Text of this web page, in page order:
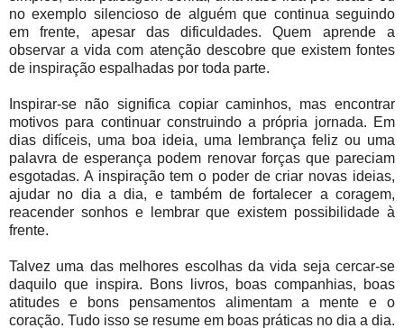
no exemplo silencioso de alguém que continua seguindo
em frente, apesar das dificuldades. Quem aprende a
observar a vida com atenção descobre que existem fontes
de inspiração espalhadas por toda parte.
Inspirar-se não significa copiar caminhos, mas encontrar
motivos para continuar construindo a própria jornada. Em
dias difíceis, uma boa ideia, uma lembrança feliz ou uma
palavra de esperança podem renovar forças que pareciam
esgotadas. A inspiração tem o poder de criar novas ideias,
ajudar no dia a dia, e também de fortalecer a coragem,
reacender sonhos e lembrar que existem possibilidade à
frente.
Talvez uma das melhores escolhas da vida seja cercar-se
daquilo que inspira. Bons livros, boas companhias, boas
atitudes e bons pensamentos alimentam a mente e o
coração. Tudo isso se resume em boas práticas no dia a dia.